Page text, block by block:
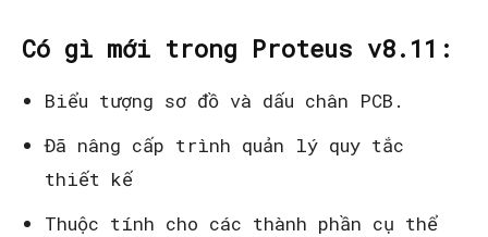
Có gì mới trong Proteus v8.11:
Biểu tượng sơ đồ và dấu chân PCB.
Đã nâng cấp trình quản lý quy tắc
thiết kế
Thuộc tính cho các thành phần cụ thể